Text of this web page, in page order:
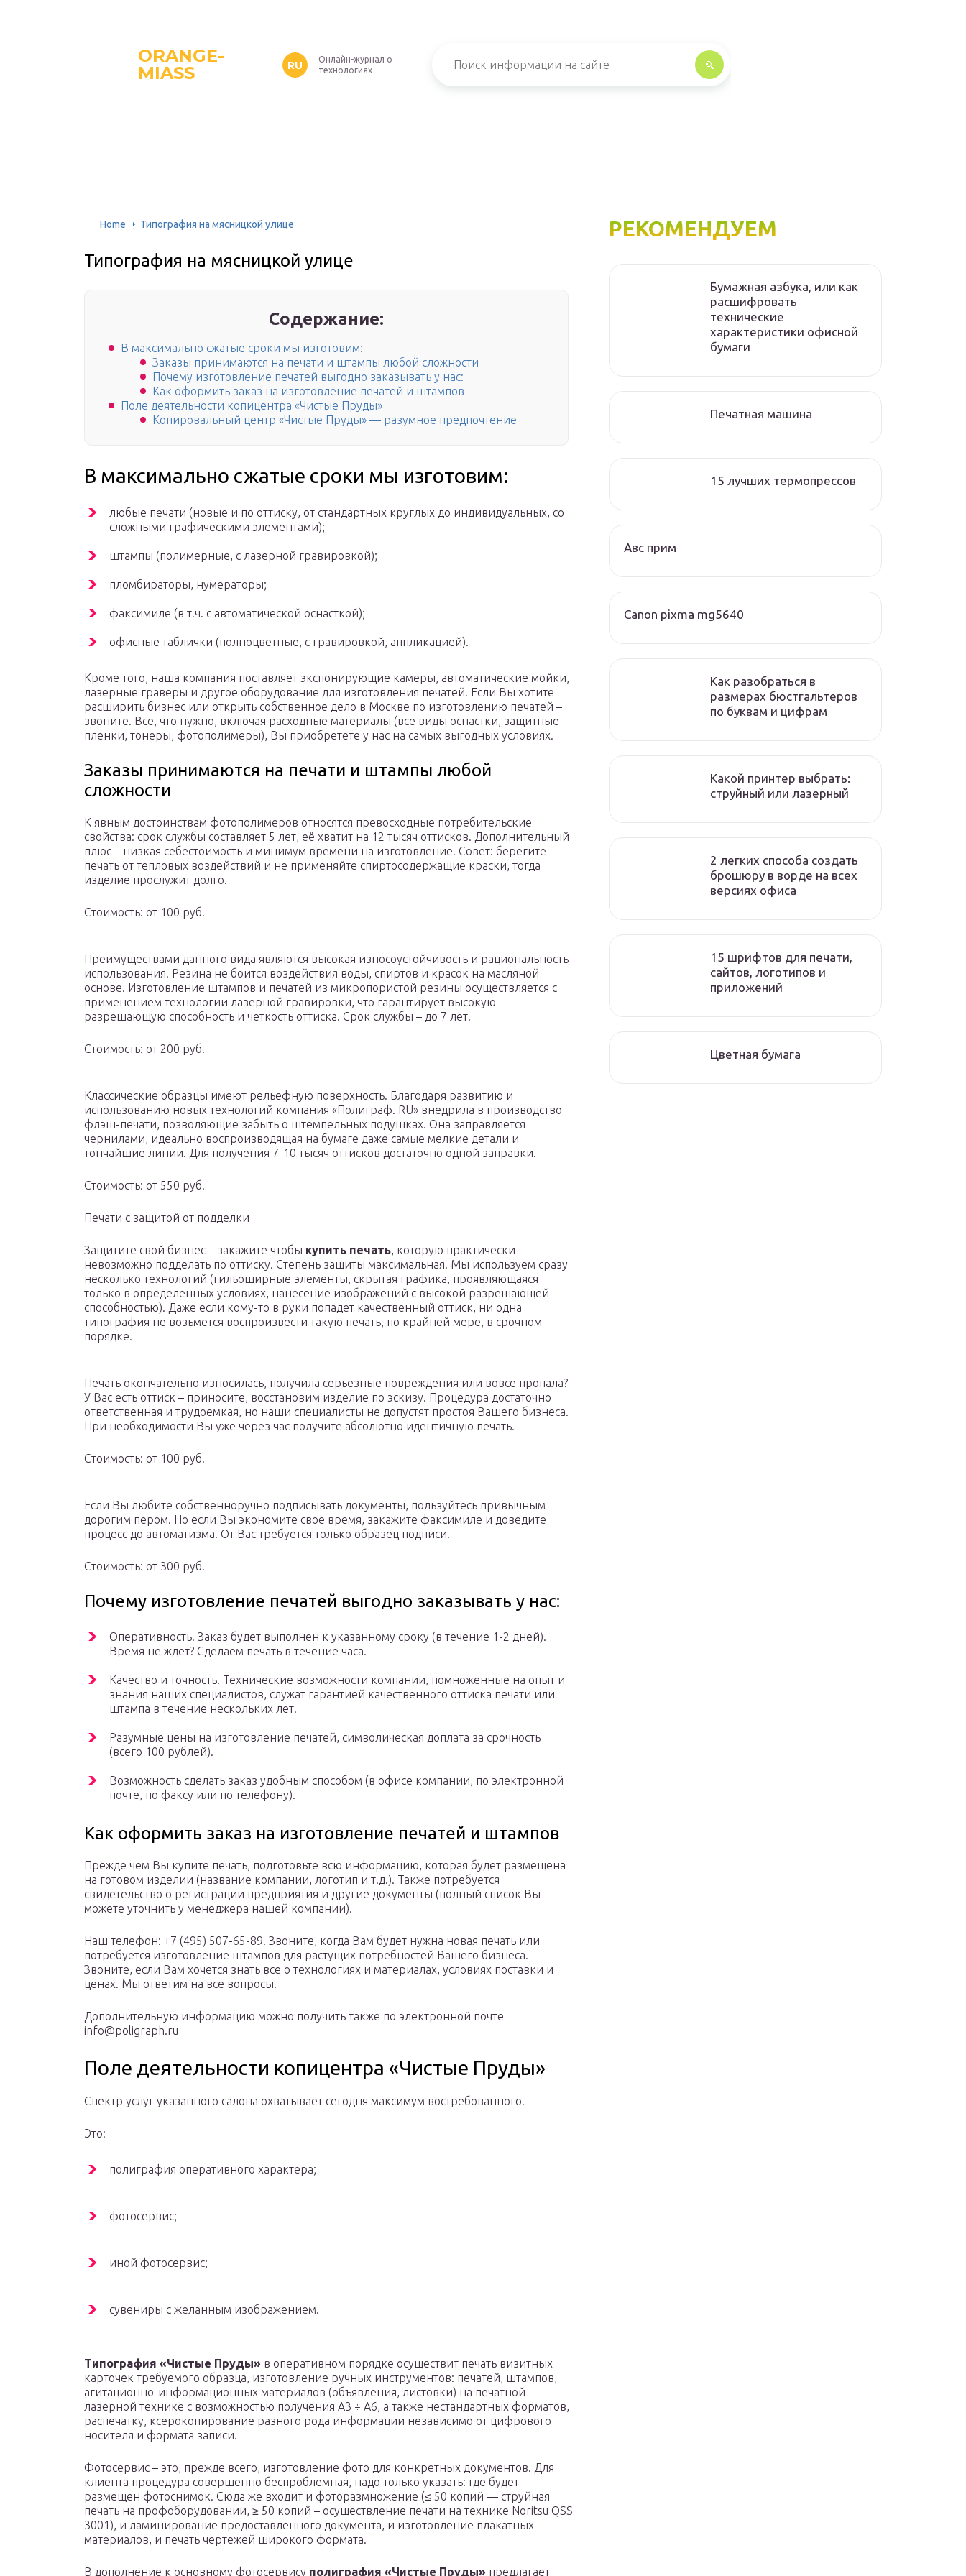
ORANGE-
MIASS
RU
Онлайн-журнал о
технологиях
Home Типография на мясницкой улице
Типография на мясницкой улице
Содержание:
В максимально сжатые сроки мы изготовим:
Заказы принимаются на печати и штампы любой сложности
Почему изготовление печатей выгодно заказывать у нас:
Как оформить заказ на изготовление печатей и штампов
Поле деятельности копицентра «Чистые Пруды»
Копировальный центр «Чистые Пруды» — разумное предпочтение
В максимально сжатые сроки мы изготовим:
любые печати (новые и по оттиску, от стандартных круглых до индивидуальных, со
сложными графическими элементами);
штампы (полимерные, с лазерной гравировкой);
пломбираторы, нумераторы;
факсимиле (в т.ч. с автоматической оснасткой);
офисные таблички (полноцветные, с гравировкой, аппликацией).
Кроме того, наша компания поставляет экспонирующие камеры, автоматические мойки,
лазерные граверы и другое оборудование для изготовления печатей. Если Вы хотите
расширить бизнес или открыть собственное дело в Москве по изготовлению печатей –
звоните. Все, что нужно, включая расходные материалы (все виды оснастки, защитные
пленки, тонеры, фотополимеры), Вы приобретете у нас на самых выгодных условиях.
Заказы принимаются на печати и штампы любой
сложности
К явным достоинствам фотополимеров относятся превосходные потребительские
свойства: срок службы составляет 5 лет, её хватит на 12 тысяч оттисков. Дополнительный
плюс – низкая себестоимость и минимум времени на изготовление. Совет: берегите
печать от тепловых воздействий и не применяйте спиртосодержащие краски, тогда
изделие прослужит долго.
Стоимость: от 100 руб.
Преимуществами данного вида являются высокая износоустойчивость и рациональность
использования. Резина не боится воздействия воды, спиртов и красок на масляной
основе. Изготовление штампов и печатей из микропористой резины осуществляется с
применением технологии лазерной гравировки, что гарантирует высокую
разрешающую способность и четкость оттиска. Срок службы – до 7 лет.
Стоимость: от 200 руб.
Классические образцы имеют рельефную поверхность. Благодаря развитию и
использованию новых технологий компания «Полиграф. RU» внедрила в производство
флэш-печати, позволяющие забыть о штемпельных подушках. Она заправляется
чернилами, идеально воспроизводящая на бумаге даже самые мелкие детали и
тончайшие линии. Для получения 7-10 тысяч оттисков достаточно одной заправки.
Стоимость: от 550 руб.
Печати с защитой от подделки
Защитите свой бизнес – закажите чтобы купить печать, которую практически
невозможно подделать по оттиску. Степень защиты максимальная. Мы используем сразу
несколько технологий (гильоширные элементы, скрытая графика, проявляющаяся
только в определенных условиях, нанесение изображений с высокой разрешающей
способностью). Даже если кому-то в руки попадет качественный оттиск, ни одна
типография не возьмется воспроизвести такую печать, по крайней мере, в срочном
порядке.
Печать окончательно износилась, получила серьезные повреждения или вовсе пропала?
У Вас есть оттиск – приносите, восстановим изделие по эскизу. Процедура достаточно
ответственная и трудоемкая, но наши специалисты не допустят простоя Вашего бизнеса.
При необходимости Вы уже через час получите абсолютно идентичную печать.
Стоимость: от 100 руб.
Если Вы любите собственноручно подписывать документы, пользуйтесь привычным
дорогим пером. Но если Вы экономите свое время, закажите факсимиле и доведите
процесс до автоматизма. От Вас требуется только образец подписи.
Стоимость: от 300 руб.
Почему изготовление печатей выгодно заказывать у нас:
Оперативность. Заказ будет выполнен к указанному сроку (в течение 1-2 дней).
Время не ждет? Сделаем печать в течение часа.
Качество и точность. Технические возможности компании, помноженные на опыт и
знания наших специалистов, служат гарантией качественного оттиска печати или
штампа в течение нескольких лет.
Разумные цены на изготовление печатей, символическая доплата за срочность
(всего 100 рублей).
Возможность сделать заказ удобным способом (в офисе компании, по электронной
почте, по факсу или по телефону).
Как оформить заказ на изготовление печатей и штампов
Прежде чем Вы купите печать, подготовьте всю информацию, которая будет размещена
на готовом изделии (название компании, логотип и т.д.). Также потребуется
свидетельство о регистрации предприятия и другие документы (полный список Вы
можете уточнить у менеджера нашей компании).
Наш телефон: +7 (495) 507-65-89. Звоните, когда Вам будет нужна новая печать или
потребуется изготовление штампов для растущих потребностей Вашего бизнеса.
Звоните, если Вам хочется знать все о технологиях и материалах, условиях поставки и
ценах. Мы ответим на все вопросы.
Дополнительную информацию можно получить также по электронной почте
info@poligraph.ru
Поле деятельности копицентра «Чистые Пруды»
Спектр услуг указанного салона охватывает сегодня максимум востребованного.
Это:
полиграфия оперативного характера;
фотосервис;
иной фотосервис;
сувениры с желанным изображением.
Типография «Чистые Пруды» в оперативном порядке осуществит печать визитных
карточек требуемого образца, изготовление ручных инструментов: печатей, штампов,
агитационно-информационных материалов (объявления, листовки) на печатной
лазерной технике с возможностью получения А3 ÷ А6, а также нестандартных форматов,
распечатку, ксерокопирование разного рода информации независимо от цифрового
носителя и формата записи.
Фотосервис – это, прежде всего, изготовление фото для конкретных документов. Для
клиента процедура совершенно беспроблемная, надо только указать: где будет
размещен фотоснимок. Сюда же входит и фоторазмножение (≤ 50 копий — струйная
печать на профоборудовании, ≥ 50 копий – осуществление печати на технике Noritsu QSS
3001), и ламинирование предоставленного документа, и изготовление плакатных
материалов, и печать чертежей широкого формата.
В дополнение к основному фотосервису полиграфия «Чистые Пруды» предлагает
РЕКОМЕНДУЕМ
Бумажная азбука, или как
расшифровать
технические
характеристики офисной
бумаги
Печатная машина
15 лучших термопрессов
Авс прим
Canon pixma mg5640
Как разобраться в
размерах бюстгальтеров
по буквам и цифрам
Какой принтер выбрать:
струйный или лазерный
2 легких способа создать
брошюру в ворде на всех
версиях офиса
15 шрифтов для печати,
сайтов, логотипов и
приложений
Цветная бумага